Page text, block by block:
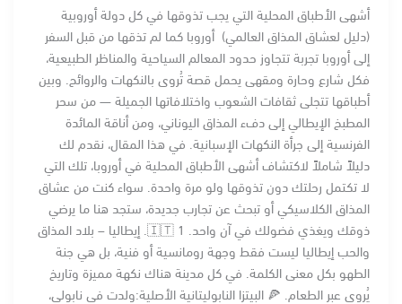
أشهى الأطباق المحلية التي يجب تذوقها في كل دولة أوروبية
(دليل لعشاق المذاق العالمي) أوروبا كما لم تذقها من قبل السفر
إلى أوروبا تجربة تتجاوز حدود المعالم السياحية والمناظر الطبيعية،
فكل شارع وحارة ومقهى يحمل قصة تُروى بالنكهات والروائح. وبين
أطباقها تتجلى ثقافات الشعوب واختلافاتها الجميلة — من سحر
المطبخ الإيطالي إلى دفء المذاق اليوناني، ومن أناقة المائدة
الفرنسية إلى جرأة النكهات الإسبانية. في هذا المقال، نقدم لك
دليلاً شاملاً لاكتشاف أشهى الأطباق المحلية في أوروبا، تلك التي
لا تكتمل رحلتك دون تذوقها ولو مرة واحدة. سواء كنت من عشاق
المذاق الكلاسيكي أو تبحث عن تجارب جديدة، ستجد هنا ما يرضي
ذوقك ويغذي فضولك في آن واحد. 🇮🇹 1. إيطاليا – بلاد المذاق
والحب إيطاليا ليست فقط وجهة رومانسية أو فنية، بل هي جنة
الطهو بكل معنى الكلمة. في كل مدينة هناك نكهة مميزة وتاريخ
يُروى عبر الطعام. 🍕 البيتزا النابوليتانية الأصلية:ولدت في نابولي،